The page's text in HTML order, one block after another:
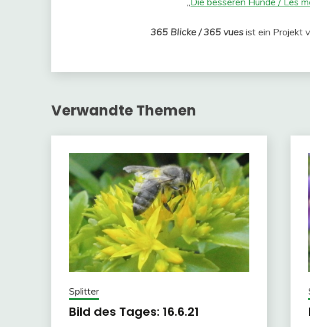
365 Blicke / 365 vuesist ein Projekt
Verwandte Themen
Splitter
Bild des Tages: 16.6.21